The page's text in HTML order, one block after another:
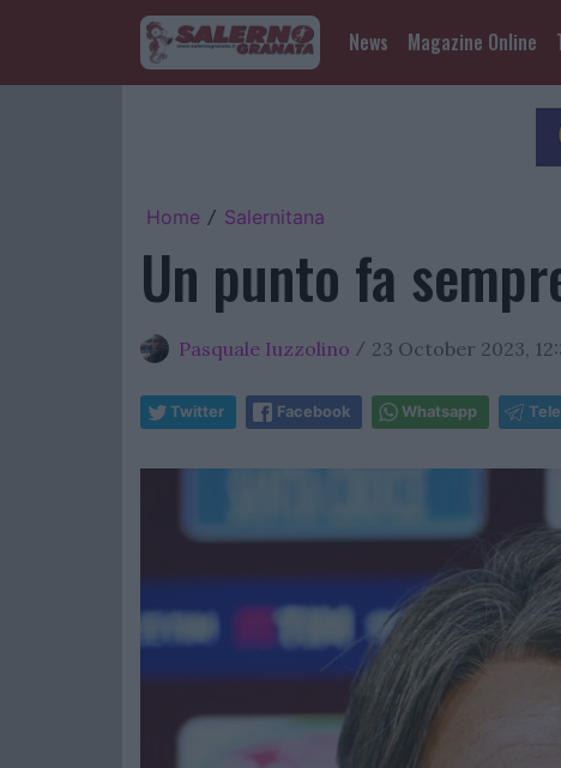
News Magazine Online
Home / Salernitana
Un punto fa
Pasquale Iuzzolino / 23 October 2023,
Twitter Facebook Whatsapp